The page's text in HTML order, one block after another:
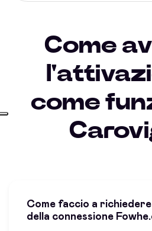
Come
come
Come faccio a
della connessione